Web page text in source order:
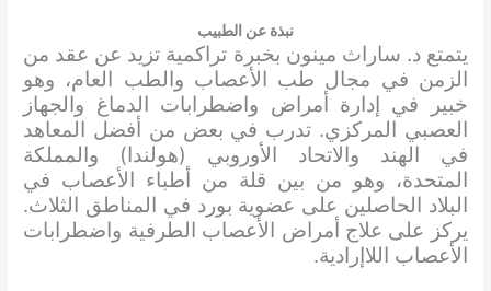
نبذة عن الطبيب
يتمتع د. ساراث مينون بخبرة تراكمية تزيد عن عقد من
الزمن في مجال طب الأعصاب والطب العام، وهو
خبير في إدارة أمراض واضطرابات الدماغ والجهاز
العصبي المركزي. تدرب في بعض من أفضل المعاهد
في الهند والاتحاد الأوروبي (هولندا) والمملكة
المتحدة، وهو من بين قلة من أطباء الأعصاب في
البلاد الحاصلين على عضوية بورد في المناطق الثلاث.
يركز على علاج أمراض الأعصاب الطرفية واضطرابات
الأعصاب اللاإرادية.